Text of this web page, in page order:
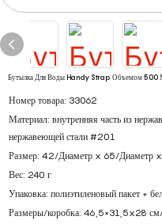
Бутылка Для Воды Handy Strap Объемом 500
Номер товара: 33062
Материал: внутренняя часть из
нержавеющей стали #201
Размер: 42/Диаметр x 65/Диаметр
Вес: 240 г
Упаковка: полиэтиленовый пакет +
Размеры/коробка: 46,5×31,5x28